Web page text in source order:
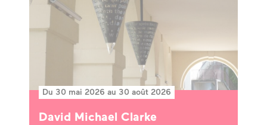
Du 30 mai 2026 au 30 août 2026
David Michael Clarke